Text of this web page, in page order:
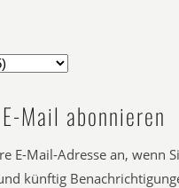
Mail abonnieren
E-Mail-Adresse an, wenn
künftig